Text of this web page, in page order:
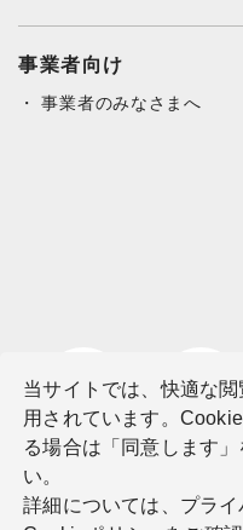
当サイトでは、快適な
用されています。
る場合は「同意します
い。
詳細については、プラ
事業者向け
事業者のみなさまへ